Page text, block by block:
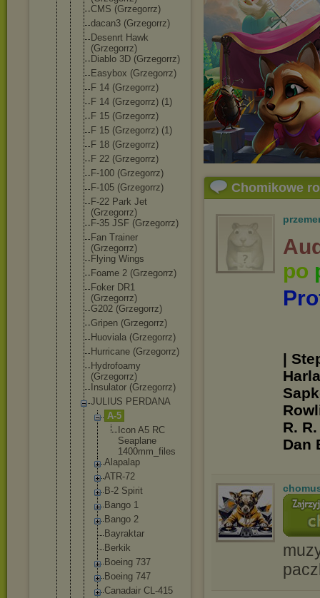
CMS (Grzegorrz)
dacan3 (Grzegorrz)
Desenrt Hawk
(Grzegorrz)
Diablo 3D (Grzegorrz)
Easybox (Grzegorrz)
F 14 (Grzegorrz)
F 14 (Grzegorrz) (1)
F 15 (Grzegorrz)
F 15 (Grzegorrz) (1)
F 18 (Grzegorrz)
F 22 (Grzegorrz)
F-100 (Grzegorrz)
F-105 (Grzegorrz)
F-22 Park Jet
(Grzegorrz)
F-35 JSF (Grzegorrz)
Fan Trainer
(Grzegorrz)
Flying Wings
Foame 2 (Grzegorrz)
Foker DR1
(Grzegorrz)
G202 (Grzegorrz)
Gripen (Grzegorrz)
Huoviala (Grzegorrz)
Hurricane (Grzegorrz)
Hydrofoamy
(Grzegorrz)
Insulator (Grzegorrz)
JULIUS PERDANA
A-5
Icon A5 RC
Seapl ane
1400mm_fil es
Alapalap
ATR-72
B-2 Spirit
Bango 1
Bango 2
Bayraktar
Berkik
Boeing 737
Boeing 747
Canadair CL-415
Chomikowe
po
|
R.
Dan